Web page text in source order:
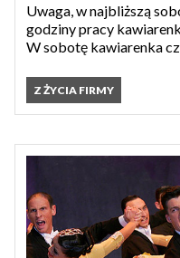
Uwaga, w najbliższą
godziny pracy
W sobotę kawiarenka
Z ŻYCIA FIRMY